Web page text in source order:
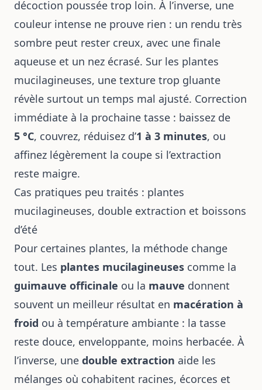
décoction poussée trop loin. À l’inverse, une
couleur intense ne prouve rien : un rendu très
sombre peut rester creux, avec une finale
aqueuse et un nez écrasé. Sur les plantes
mucilagineuses, une texture trop gluante
révèle surtout un temps mal ajusté. Correction
immédiate à la prochaine tasse : baissez de
5 °C, couvrez, réduisez d’1 à 3 minutes, ou
affinez légèrement la coupe si l’extraction
reste maigre.
Cas pratiques peu traités : plantes
mucilagineuses, double extraction et boissons
d’été
Pour certaines plantes, la méthode change
tout. Les plantes mucilagineuses comme la
guimauve officinale ou la mauve donnent
souvent un meilleur résultat en macération à
froid ou à température ambiante : la tasse
reste douce, enveloppante, moins herbacée. À
l’inverse, une double extraction aide les
mélanges où cohabitent racines, écorces et